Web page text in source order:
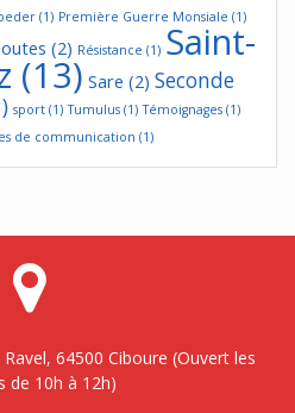
(1) Première Guerre Monsiale (1)
(2) Résistance (1) Saint-
(13) Sare (2) Seconde
sport (1) Tumulus (1) Témoignages (1)
de communication (1)
64500 Ciboure (Ouvert les
de 10h à 12h)